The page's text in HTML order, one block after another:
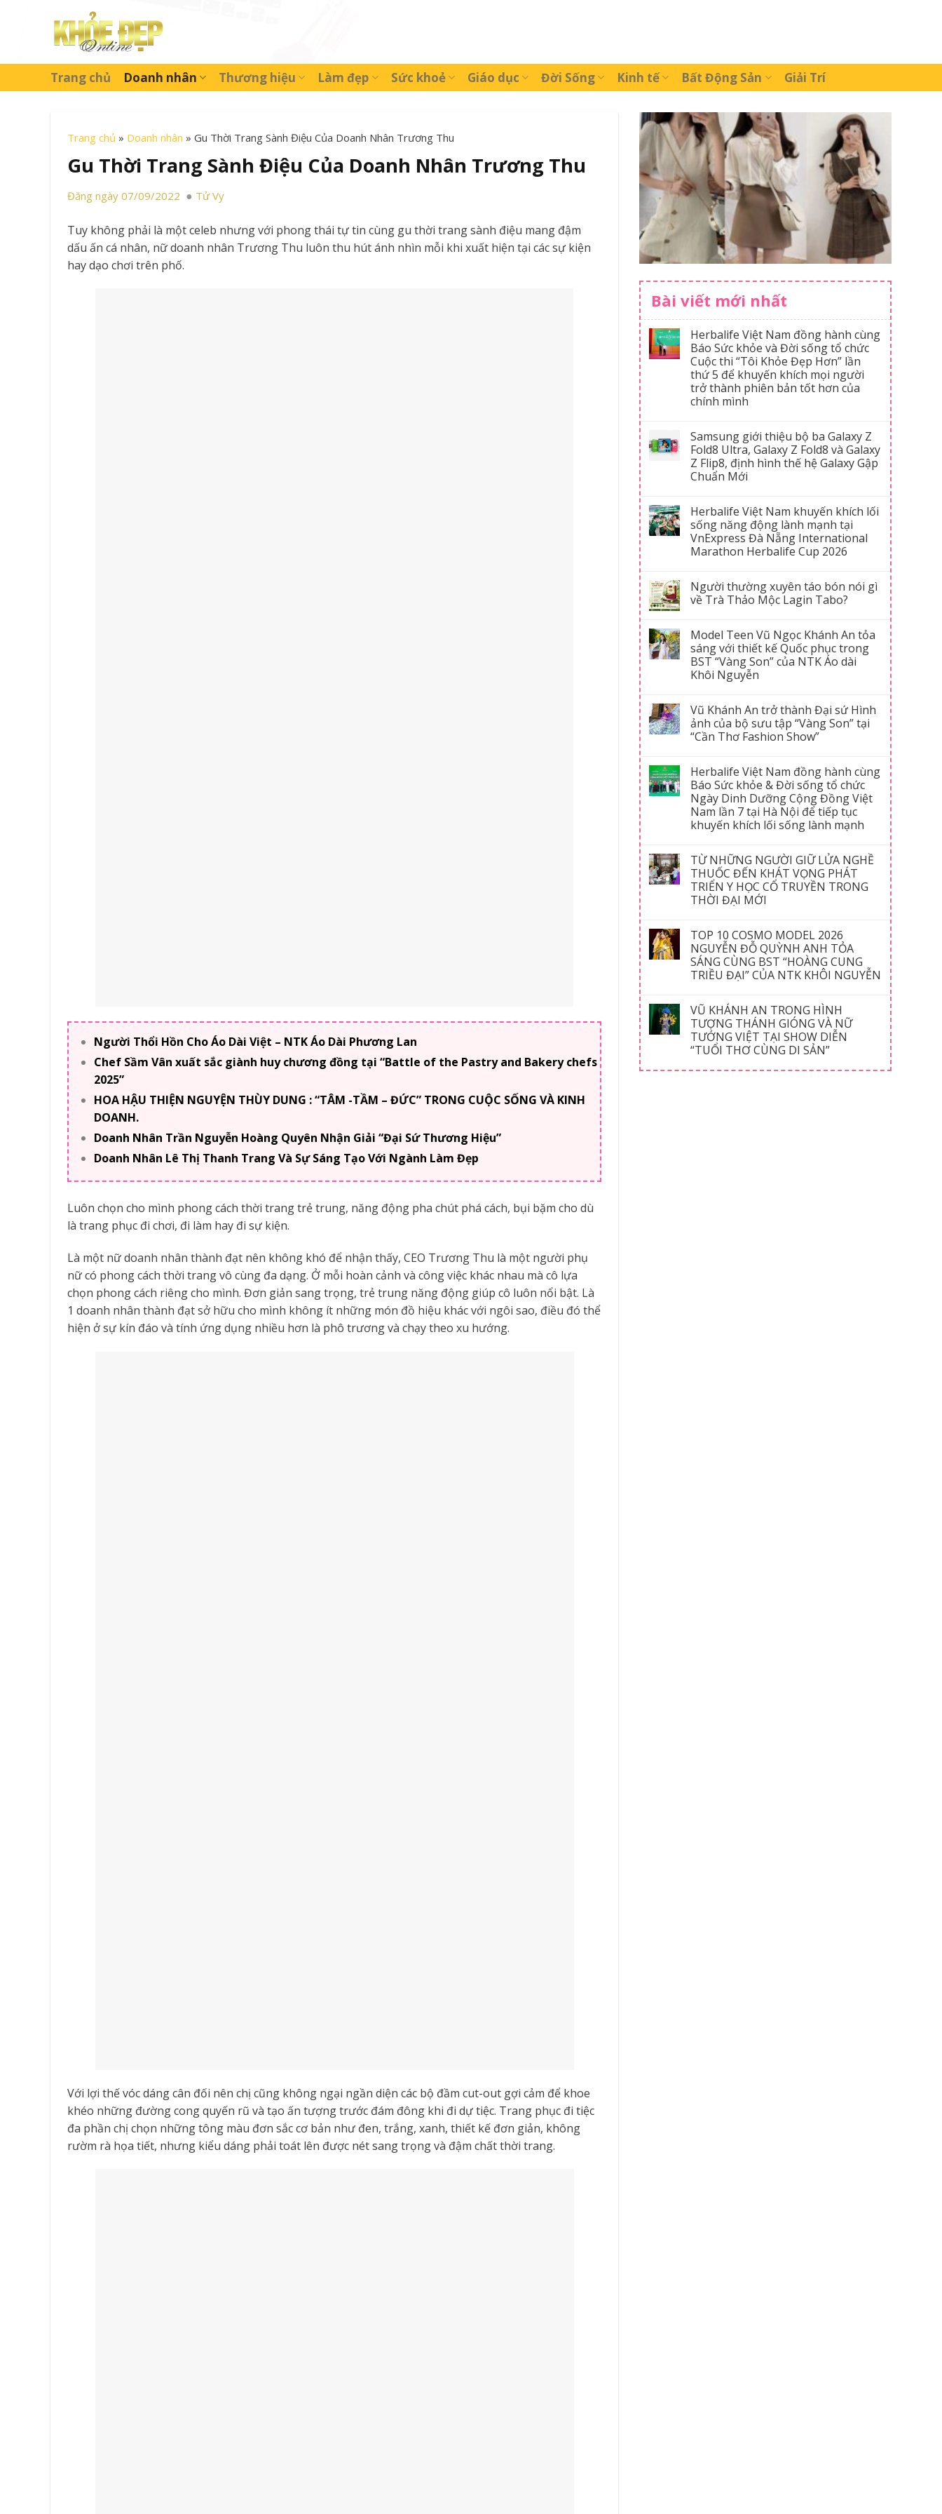
Trang chủ Doanh nhân Thương hiệu Làm đẹp Sức khoẻ Giáo dục Đời Sống Kinh tế Bất Động Sản Giải Trí
Trang chủ » Doanh nhân » Gu Thời Trang Sành Điệu Của Doanh Nhân Trương Thu
Gu Thời Trang Sành Điệu Của Doanh Nhân Trương Thu
Đăng ngày 07/09/2022 Tử Vy
Tuy không phải là một celeb nhưng với phong thái tự tin cùng gu thời trang sành điệu mang đậm
dấu ấn cá nhân, nữ doanh nhân Trương Thu luôn thu hút ánh nhìn mỗi khi xuất hiện tại các sự kiện
hay dạo chơi trên phố.
Người Thổi Hồn Cho Áo Dài Việt – NTK Áo Dài Phương Lan
Chef Sầm Vân xuất sắc giành huy chương đồng tại “Battle of the Pastry and Bakery chefs
2025”
HOA HẬU THIỆN NGUYỆN THÙY DUNG : “TÂM -TẦM – ĐỨC” TRONG CUỘC SỐNG VÀ KINH
DOANH.
Doanh Nhân Trần Nguyễn Hoàng Quyên Nhận Giải “Đại Sứ Thương Hiệu”
Doanh Nhân Lê Thị Thanh Trang Và Sự Sáng Tạo Với Ngành Làm Đẹp
Luôn chọn cho mình phong cách thời trang trẻ trung, năng động pha chút phá cách, bụi bặm cho dù
là trang phục đi chơi, đi làm hay đi sự kiện.
Là một nữ doanh nhân thành đạt nên không khó để nhận thấy, CEO Trương Thu là một người phụ
nữ có phong cách thời trang vô cùng đa dạng. Ở mỗi hoàn cảnh và công việc khác nhau mà cô lựa
chọn phong cách riêng cho mình. Đơn giản sang trọng, trẻ trung năng động giúp cô luôn nổi bật. Là
1 doanh nhân thành đạt sở hữu cho mình không ít những món đồ hiệu khác với ngôi sao, điều đó thể
hiện ở sự kín đáo và tính ứng dụng nhiều hơn là phô trương và chạy theo xu hướng.
Với lợi thế vóc dáng cân đối nên chị cũng không ngại ngần diện các bộ đầm cut-out gợi cảm để khoe
khéo những đường cong quyến rũ và tạo ấn tượng trước đám đông khi đi dự tiệc. Trang phục đi tiệc
đa phần chị chọn những tông màu đơn sắc cơ bản như đen, trắng, xanh, thiết kế đơn giản, không
rườm rà họa tiết, nhưng kiểu dáng phải toát lên được nét sang trọng và đậm chất thời trang.
Bài viết mới nhất
Herbalife Việt Nam đồng hành cùng
Báo Sức khỏe và Đời sống tổ chức
Cuộc thi “Tôi Khỏe Đẹp Hơn” lần
thứ 5 để khuyến khích mọi người
trở thành phiên bản tốt hơn của
chính mình
Samsung giới thiệu bộ ba Galaxy Z
Fold8 Ultra, Galaxy Z Fold8 và Galaxy
Z Flip8, định hình thế hệ Galaxy Gập
Chuẩn Mới
Herbalife Việt Nam khuyến khích lối
sống năng động lành mạnh tại
VnExpress Đà Nẵng International
Marathon Herbalife Cup 2026
Người thường xuyên táo bón nói gì
về Trà Thảo Mộc Lagin Tabo?
Model Teen Vũ Ngọc Khánh An tỏa
sáng với thiết kế Quốc phục trong
BST “Vàng Son” của NTK Áo dài
Khôi Nguyễn
Vũ Khánh An trở thành Đại sứ Hình
ảnh của bộ sưu tập “Vàng Son” tại
“Cần Thơ Fashion Show”
Herbalife Việt Nam đồng hành cùng
Báo Sức khỏe & Đời sống tổ chức
Ngày Dinh Dưỡng Cộng Đồng Việt
Nam lần 7 tại Hà Nội để tiếp tục
khuyến khích lối sống lành mạnh
TỪ NHỮNG NGƯỜI GIỮ LỬA NGHỀ
THUỐC ĐẾN KHÁT VỌNG PHÁT
TRIỂN Y HỌC CỔ TRUYỀN TRONG
THỜI ĐẠI MỚI
TOP 10 COSMO MODEL 2026
NGUYỄN ĐỖ QUỲNH ANH TỎA
SÁNG CÙNG BST “HOÀNG CUNG
TRIỀU ĐẠI” CỦA NTK KHÔI NGUYỄN
VŨ KHÁNH AN TRONG HÌNH
TƯỢNG THÁNH GIÓNG VÀ NỮ
TƯỚNG VIỆT TẠI SHOW DIỄN
“TUỔI THƠ CÙNG DI SẢN”